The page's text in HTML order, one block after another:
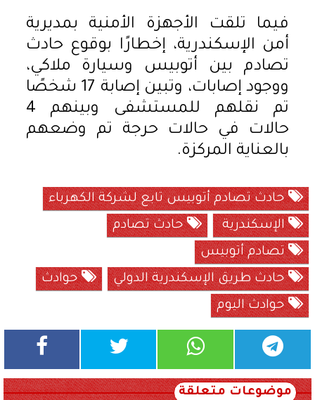
فيما تلقت الأجهزة الأمنية بمديرية
أمن الإسكندرية، إخطارًا بوقوع حادث
تصادم بين أتوبيس وسيارة ملاكي،
ووجود إصابات، وتبين إصابة 17 شخصًا
تم نقلهم للمستشفى وبينهم 4
حالات في حالات حرجة تم وضعهم
بالعناية المركزة.
حادث تصادم أتوبيس تابع لشركة الكهرباء
الإسكندرية
حادث تصادم
تصادم أتوبيس
حادث طريق الإسكندرية الدولي
حوادث
حوادث اليوم
موضوعات متعلقة